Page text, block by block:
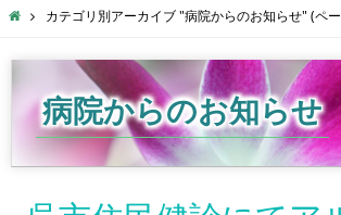
カテゴリ別アーカイブ "病院からのお知らせ" (ペ